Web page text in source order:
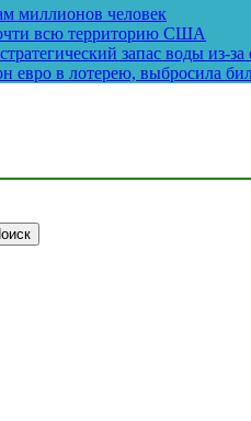
миллионов человек
всю территорию США
запас воды из-
евро в лотерею, выбросила